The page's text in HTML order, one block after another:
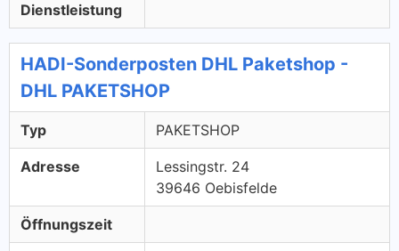
Dienstleistung
HADI-Sonderposten DHL Paketshop -
DHL PAKETSHOP
Typ PAKETSHOP
Adresse
Lessingstr. 24
39646 Oebisfelde
Öffnungszeit